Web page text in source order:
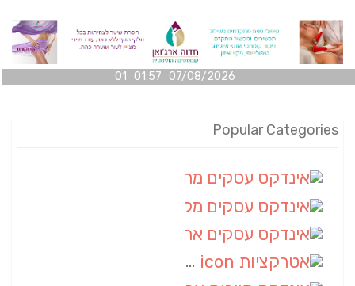
07/08/2026 01:57 01
Popular Categories
אטרקציות